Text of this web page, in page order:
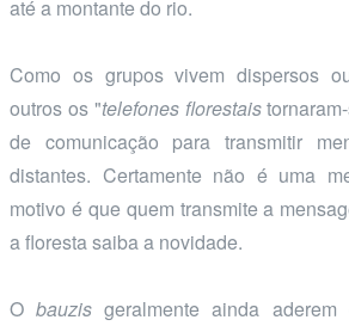
até a montante do rio.
Como os grupos vivem dispersos
outros os "telefones florestais
de comunicação para transmitir
distantes. Certamente não é uma
motivo é que quem transmite a
a floresta saiba a novidade.
Obauzis geralmente ainda